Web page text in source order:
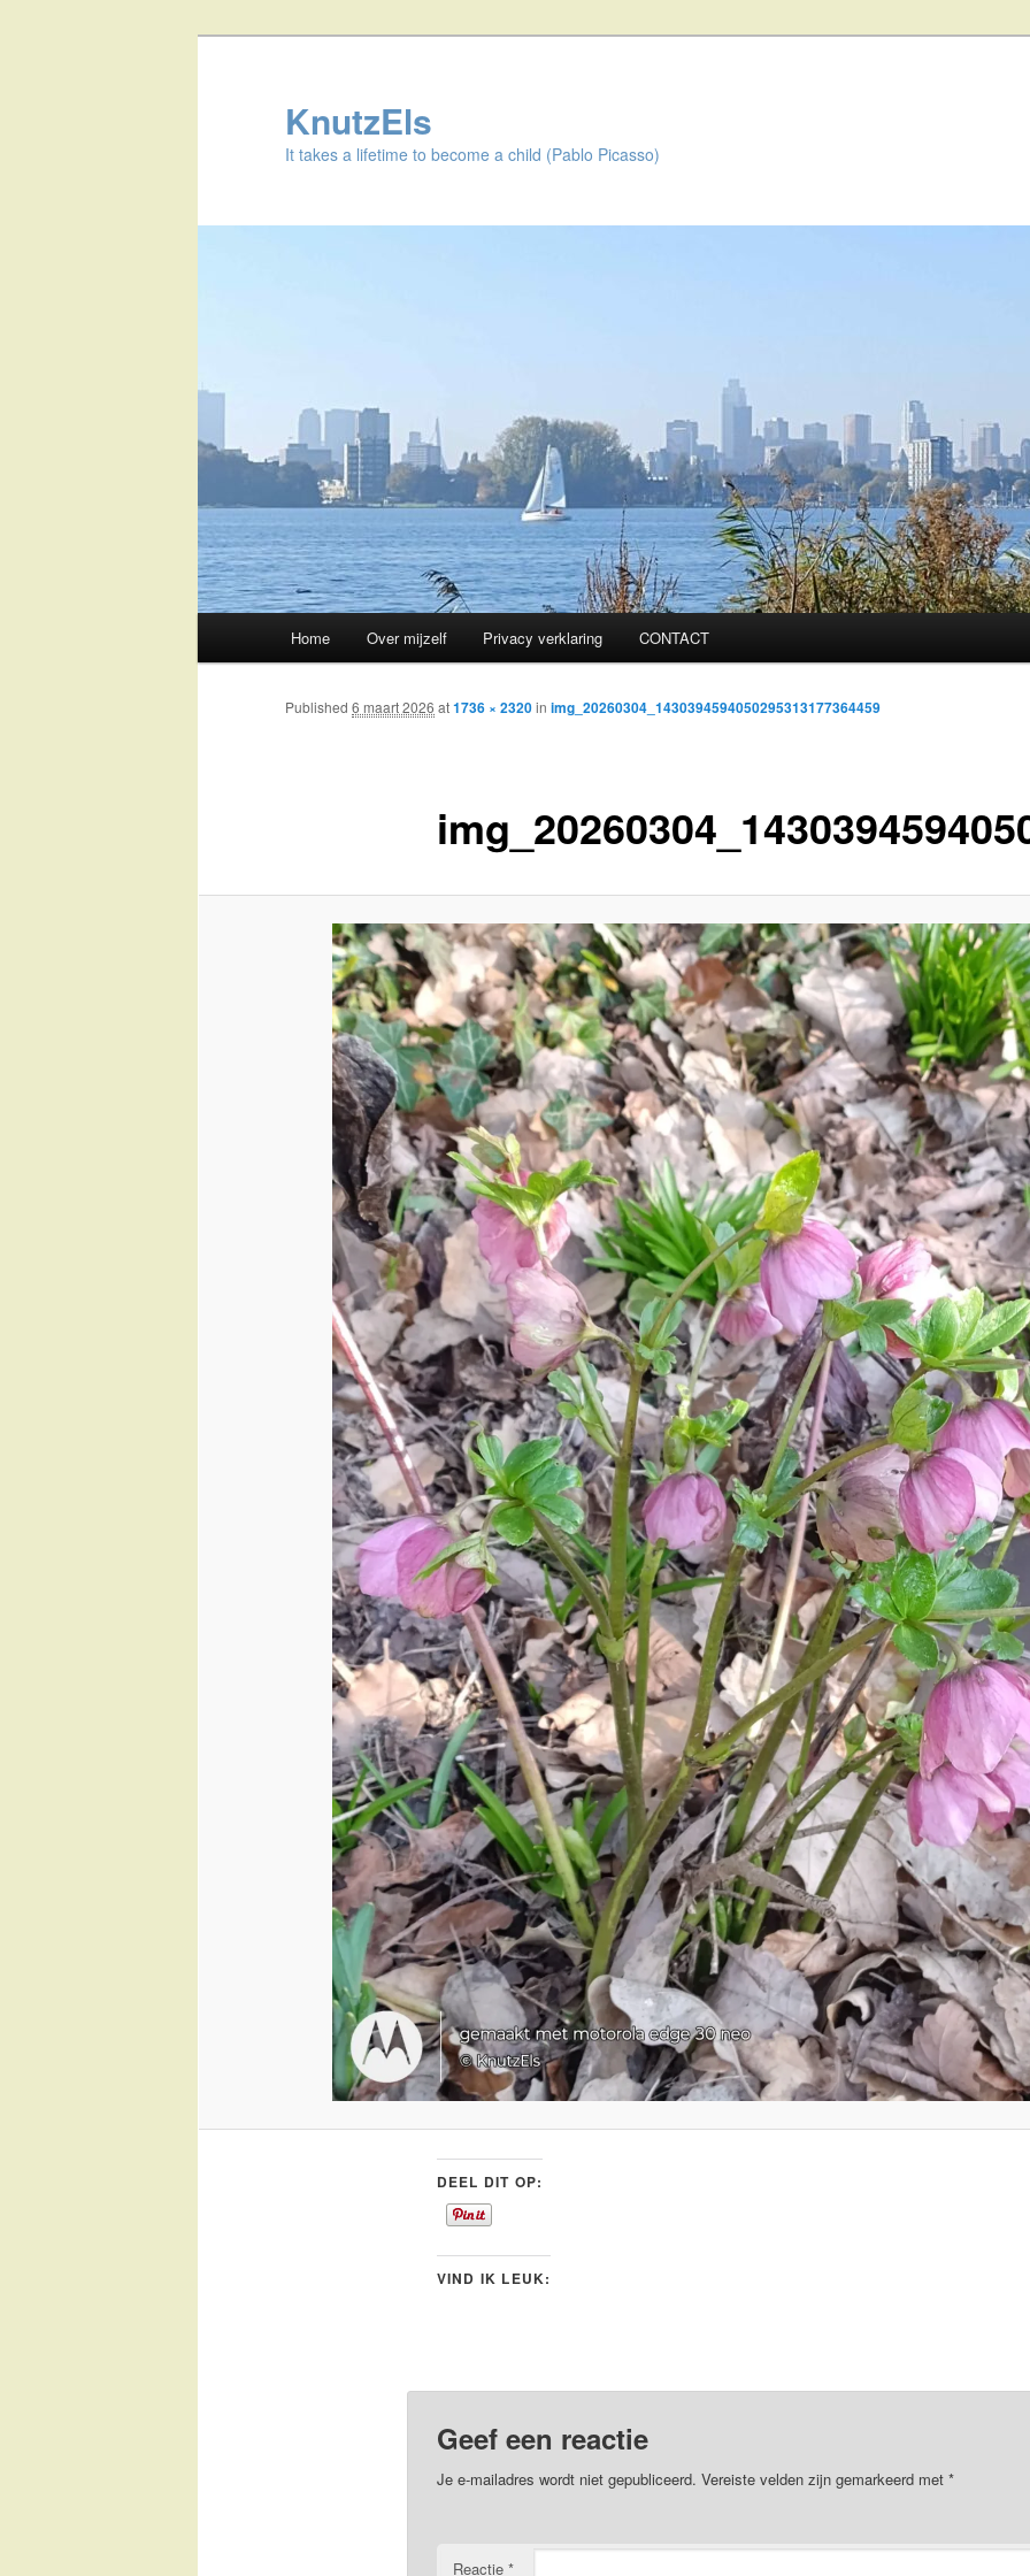
KnutzEls
It takes a lifetime to become a child (Pablo Picasso)
Skip
to
Home Over mijzelf Privacy verklaring CONTACT
Published 6 maart 2026 at1736 × 2320in img_20260304_1430394594050295313177364459
DEEL DIT OP:
VIND IK LEUK:
Geef een reactie
Je e-mailadres wordt niet gepubliceerd. Vereiste velden zijn gemarkeerd met *
Reactie *